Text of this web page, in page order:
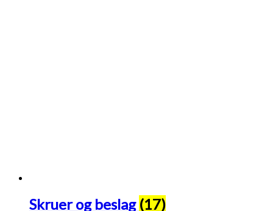
Skruer og beslag (17)